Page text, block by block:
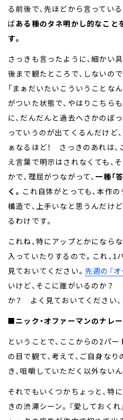
る前後で、先ほどから言ってい
ばある種のタネ明かし的なこと
す。
さっきも言ったように、細かい
後まで観たところで、しないので
「まぁだいたいこういうことな
がついた状態で、やはりこちら
に、だんだんと過去へさかの
っていうのが出てくるんだけど
ぁなるほど！ さっきのあれは、
え言葉で明示はされなくても、
かで、理屈がつながって、 一種「
く。 これ自体がとっても、本作
構造で、上手いなと思うんだけ
るわけです。
これね、特にアップとかになら
入っていたりするので。これ、1
見ておいてください。 先週の『オ
いけど、そこに誰がいるのか？
か？ よく見ておいてください、
■ニック・オファーマンのナレー
ということで、ここからの2パー
の目で観て、考えて、ご自身な
き、咀嚼していただく以外ない
それでもいくつかちょっと、
きの渋滞シーン。『愛しておく